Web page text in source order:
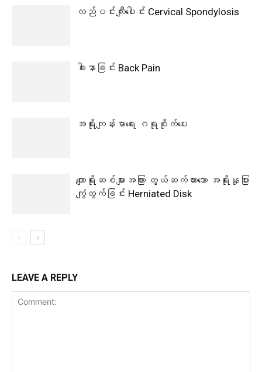
လည်ပင်းကျီးပေါင်း Cervical Spondylosis
ခါးနာခြင်း Back Pain
အရိုးကျန်းမာရေး ဂရုစိုက်ပေး
ကျောရိုးဆစ်များအကြား တွယ်ဆက်ထားသော အရိုးနုပြား
ကျွံထွက်ခြင်း Herniated Disk
LEAVE A REPLY